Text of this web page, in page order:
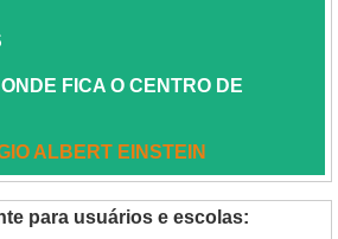
FICA O CENTRO DE
ALBERT EINSTEIN
para usuários e escolas: